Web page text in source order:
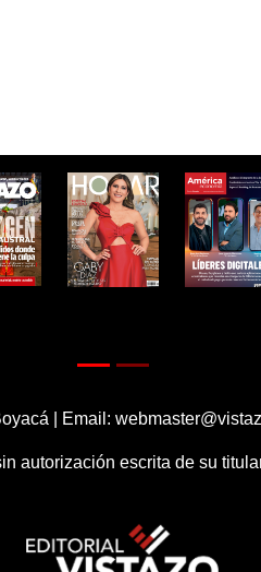
| Email:
autorización escrita de su